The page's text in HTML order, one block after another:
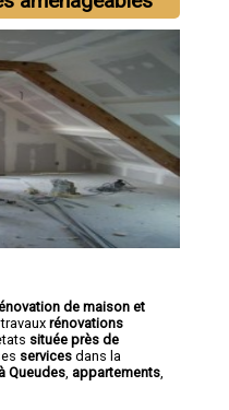
de maison et
rénovations
située près de
services dans la
Queudes appartements